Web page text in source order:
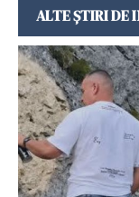
ALTE ȘTIRI DE